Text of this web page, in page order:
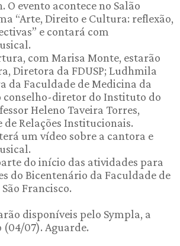
O evento acontece no Salão
“Arte, Direito e Cultura: reflexão,
e contará com
com Marisa Monte, estarão
Diretora da FDUSP; Ludhmila
da Faculdade de Medicina da
conselho-diretor do Instituto do
Heleno Taveira Torres,
Relações Institucionais.
um vídeo sobre a cantora e
do início das atividades para
do Bicentenário da Faculdade de
Francisco.
disponíveis pelo Sympla, a
07). Aguarde.